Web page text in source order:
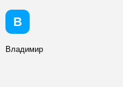
В
Владимир